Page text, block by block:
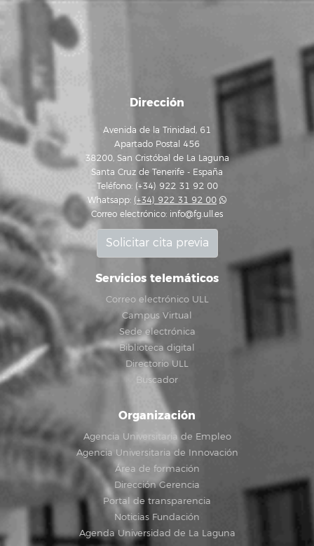
Dirección
Avenida de la Trinidad, 61
Apartado Postal 456
38200, San Cristóbal de La Laguna
Santa Cruz de Tenerife - España
Teléfono: (+34) 922 31 92 00
Whatsapp: (+34) 922 31 92 00
Correo electrónico: info@fg.ull.es
Solicitar cita previa
Servicios telemáticos
Correo electrónico ULL
Campus Virtual
Sede electrónica
Biblioteca digital
Directorio ULL
Buscador
Organización
Agencia Universitaria de Empleo
Agencia Universitaria de Innovación
Área de formación
Dirección Gerencia
Portal de transparencia
Noticias Fundación
Agenda Universidad de La Laguna